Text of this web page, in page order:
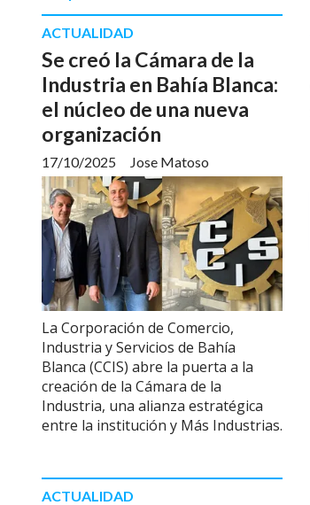
Se creó la Cámara de la
Industria en Bahía Blanca:
el núcleo de una nueva
organización
Jose Matoso
ACTUALIDAD
17/10/2025
La Corporación de Comercio,
Industria y Servicios de Bahía
Blanca (CCIS) abre la puerta a la
creación de la Cámara de la
Industria, una alianza estratégica
entre la institución y Más Industrias.
ACTUALIDAD